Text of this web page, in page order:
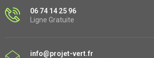
06 74 14 25 96
Ligne Gratuite
info@projet-vert.fr